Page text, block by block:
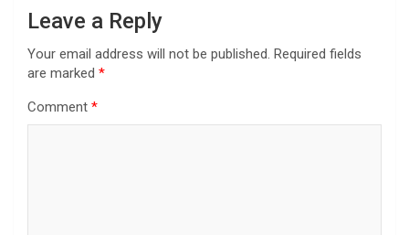
Leave a Reply
Your email address will not be published. Required fields
are marked *
Comment *